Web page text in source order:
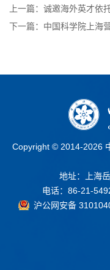
上一篇：诚邀海外英才依
下一篇：中国科学院上海
Copyright © 2014-2026
地址：上海
电话：86-21-
沪公网安备